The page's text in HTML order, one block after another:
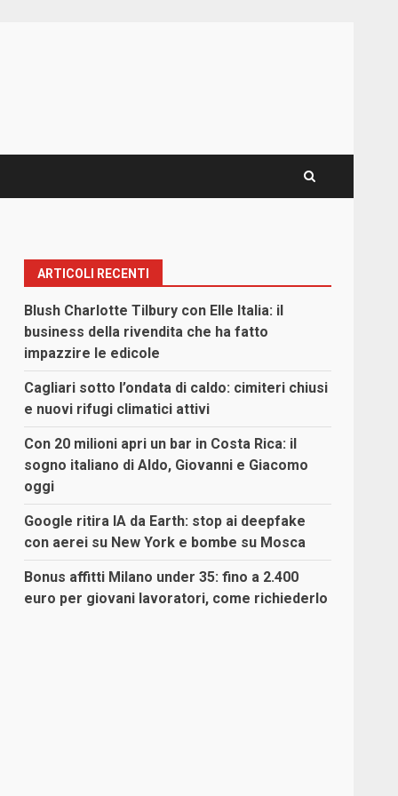
ARTICOLI RECENTI
Blush Charlotte Tilbury con Elle Italia: il
business della rivendita che ha fatto
impazzire le edicole
Cagliari sotto l’ondata di caldo: cimiteri chiusi
e nuovi rifugi climatici attivi
Con 20 milioni apri un bar in Costa Rica: il
sogno italiano di Aldo, Giovanni e Giacomo
oggi
Google ritira IA da Earth: stop ai deepfake
con aerei su New York e bombe su Mosca
Bonus affitti Milano under 35: fino a 2.400
euro per giovani lavoratori, come richiederlo